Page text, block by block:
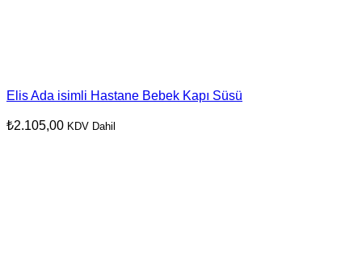
Elis Ada isimli Hastane Bebek Kapı Süsü
₺2.105,00 KDV Dahil